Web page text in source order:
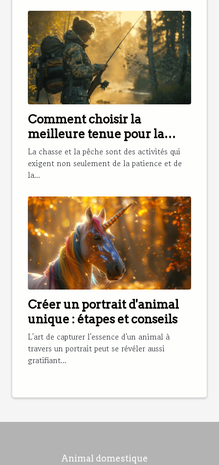
Comment choisir la
meilleure tenue pour la
chasse et la pêche
La chasse et la pêche sont des activités qui
exigent non seulement de la patience et de
la...
Créer un portrait d'animal
unique : étapes et conseils
L'art de capturer l'essence d'un animal à
travers un portrait peut se révéler aussi
gratifiant...
Animal domestique